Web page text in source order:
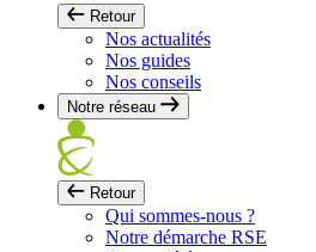
Retour
Nos actualités
Nos guides
Nos conseils
Notre réseau
Retour
Qui sommes-nous ?
Notre démarche RSE